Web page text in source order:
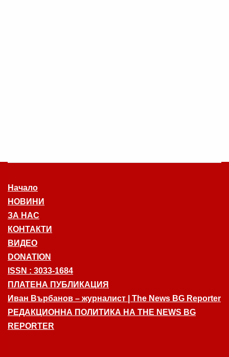
Начало
НОВИНИ
ЗА НАС
КОНТАКТИ
ВИДЕО
DONATION
ISSN : 3033-1684
ПЛАТЕНА ПУБЛИКАЦИЯ
Иван Върбанов – журналист | The News BG Reporter
РЕДАКЦИОННА ПОЛИТИКА НА THE NEWS BG
REPORTER